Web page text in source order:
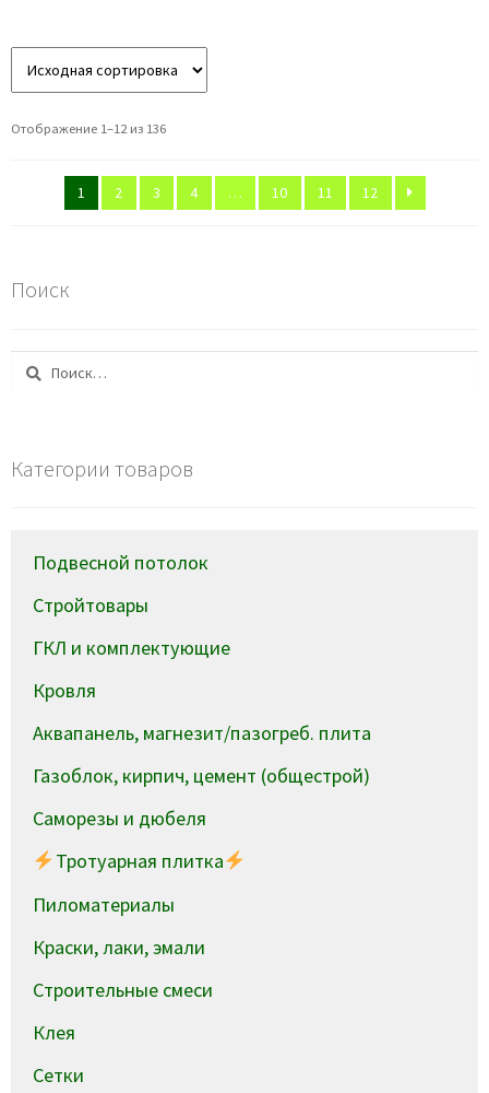
Отображение 1–12 из 136
1 2 3 4 … 10 11 12
Поиск
Найти:
Категории товаров
Подвесной потолок
Стройтовары
ГКЛ и комплектующие
Кровля
Аквапанель, магнезит/пазогреб. плита
Газоблок, кирпич, цемент (общестрой)
Саморезы и дюбеля
Тротуарная плитка
Пиломатериалы
Краски, лаки, эмали
Строительные смеси
Клея
Сетки